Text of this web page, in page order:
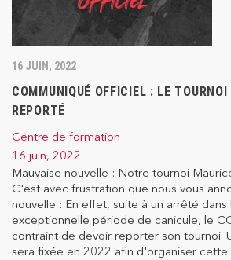
16 JUIN, 2022
COMMUNIQUÉ OFFICIEL : LE
REPORTÉ
Centre de formation
16 juin, 2022
Mauvaise nouvelle : Notre tournoi
C'est avec frustration que nous vous
nouvelle : En effet, suite à un arrêté
exceptionnelle période de canicule, le
contraint de devoir reporter son tournoi.
sera fixée en 2022 afin d'organiser cette